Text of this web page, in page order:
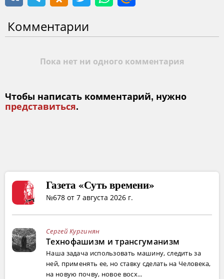
Комментарии
Пока нет ни одного комментария
Чтобы написать комментарий, нужно
представиться.
Газета «Суть времени»
№678 от 7 августа 2026 г.
Сергей Кургинян
Технофашизм и трансгуманизм
Наша задача использовать машину, следить за
ней, применять ее, но ставку сделать на Человека,
на новую почву, новое восх...